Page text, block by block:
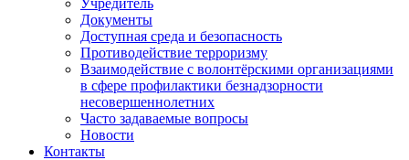
Учредитель
Документы
Доступная среда и безопасность
Противодействие терроризму
Взаимодействие с волонтёрскими организациями
в сфере профилактики безнадзорности
несовершеннолетних
Часто задаваемые вопросы
Новости
Контакты